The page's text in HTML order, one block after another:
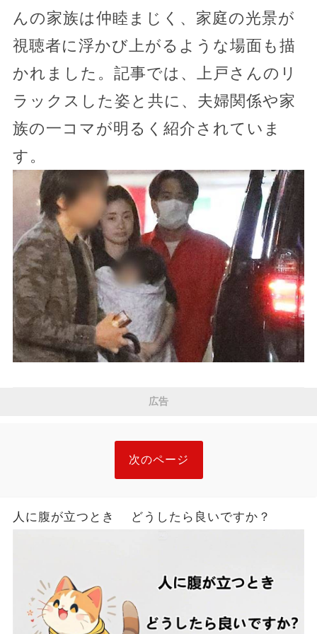
んの家族は仲睦まじく、家庭の光景が
視聴者に浮かび上がるような場面も描
かれました。記事では、上戸さんのリ
ラックスした姿と共に、夫婦関係や家
族の一コマが明るく紹介されていま
す。
広告
次のページ
人に腹が立つとき どうしたら良いですか？